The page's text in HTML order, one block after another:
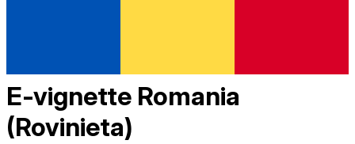
E-vignette Romania
(Rovinieta)